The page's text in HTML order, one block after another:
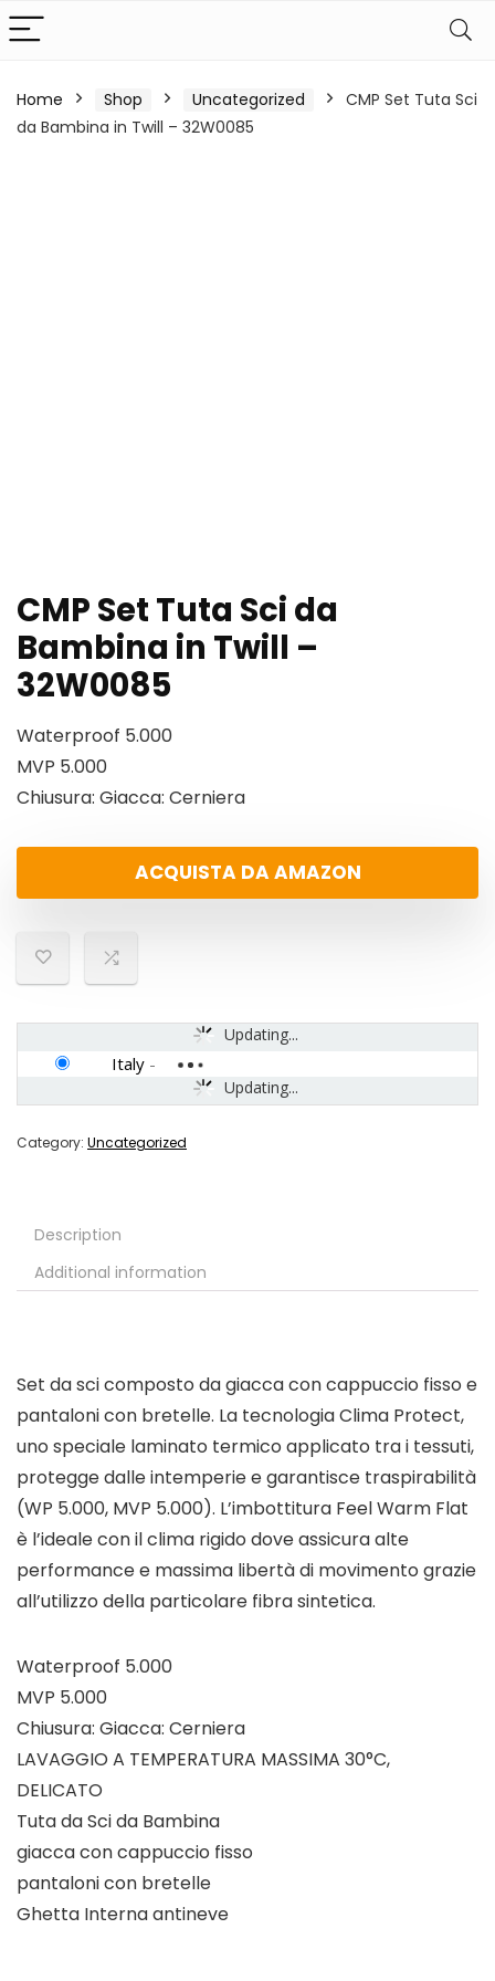
Home Shop Uncategorized
CMP Set Tuta Sci
da Bambina in Twill – 32W0085
CMP Set Tuta Sci da
Bambina in Twill –
32W0085
Waterproof 5.000
MVP 5.000
Chiusura: Giacca: Cerniera
ACQUISTA DA AMAZON
Updating...
Updating...
Italy -
Category: Uncategorized
Description
Additional information
Set da sci composto da giacca con cappuccio fisso e
pantaloni con bretelle. La tecnologia Clima Protect,
uno speciale laminato termico applicato tra i tessuti,
protegge dalle intemperie e garantisce traspirabilità
(WP 5.000, MVP 5.000). L’imbottitura Feel Warm Flat
è l’ideale con il clima rigido dove assicura alte
performance e massima libertà di movimento grazie
all’utilizzo della particolare fibra sintetica.
Waterproof 5.000
MVP 5.000
Chiusura: Giacca: Cerniera
LAVAGGIO A TEMPERATURA MASSIMA 30°C,
DELICATO
Tuta da Sci da Bambina
giacca con cappuccio fisso
pantaloni con bretelle
Ghetta Interna antineve